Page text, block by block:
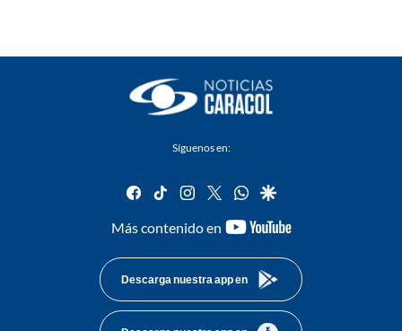
Síguenos en:
facebook
tiktok instagram
twitterwhatsapp
google
Más contenido en
youtube-
Descarga nuestra app en